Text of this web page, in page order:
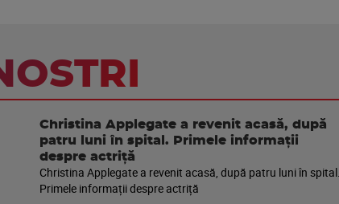
Christina Applegate a revenit acasă, după
patru luni în spital. Primele informații
despre actriță
Christina Applegate a revenit acasă, după patru luni în spital.
Primele informații despre actriță